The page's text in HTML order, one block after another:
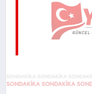
TEKNOLOJI